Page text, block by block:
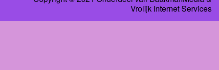
Vrolijk Internet Services